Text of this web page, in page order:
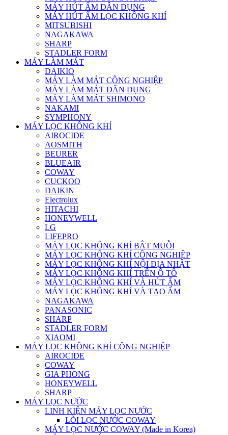
MÁY HÚT ẨM DÂN DỤNG
MÁY HÚT ẨM LỌC KHÔNG KHÍ
MITSUBISHI
NAGAKAWA
SHARP
STADLER FORM
MÁY LÀM MÁT
DAIKIO
MÁY LÀM MÁT CÔNG NGHIỆP
MÁY LÀM MÁT DÂN DỤNG
MÁY LÀM MÁT SHIMONO
NAKAMI
SYMPHONY
MÁY LỌC KHÔNG KHÍ
AIROCIDE
AOSMITH
BEURER
BLUEAIR
COWAY
CUCKOO
DAIKIN
Electrolux
HITACHI
HONEYWELL
LG
LIFEPRO
MÁY LỌC KHÔNG KHÍ BẮT MUỖI
MÁY LỌC KHÔNG KHÍ CÔNG NGHIỆP
MÁY LỌC KHÔNG KHÍ NỘI ĐỊA NHẬT
MÁY LỌC KHÔNG KHÍ TRÊN Ô TÔ
MÁY LỌC KHÔNG KHÍ VÀ HÚT ẨM
MÁY LỌC KHÔNG KHÍ VÀ TẠO ẨM
NAGAKAWA
PANASONIC
SHARP
STADLER FORM
XIAOMI
MÁY LỌC KHÔNG KHÍ CÔNG NGHIỆP
AIROCIDE
COWAY
GIA PHONG
HONEYWELL
SHARP
MÁY LỌC NƯỚC
LINH KIỆN MÁY LỌC NƯỚC
LÕI LỌC NƯỚC COWAY
MÁY LỌC NƯỚC COWAY (Made in Korea)